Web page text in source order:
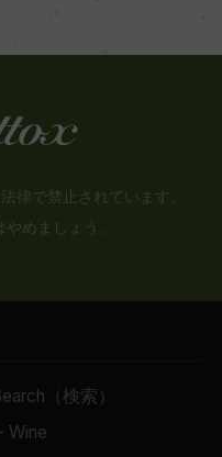
律で禁止されています。
めましょう。
（検索）
Wine